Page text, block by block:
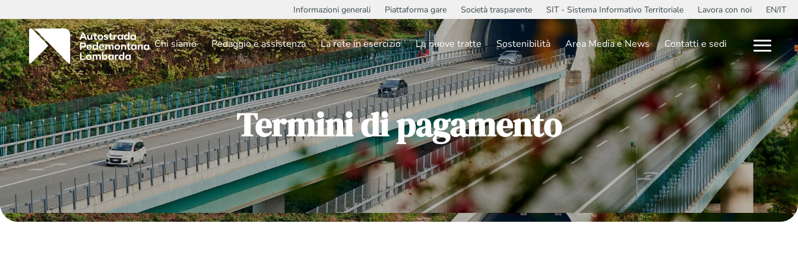
Informazioni generali Piattaforma gare Società trasparente SIT - Sistema Informativo Territoriale Lavora con noi EN/IT
Chi siamo Pedaggio e assistenza La rete in esercizio Le nuove tratte Sostenibilità Area Media e News Contatti e sedi
Termini di pagamento